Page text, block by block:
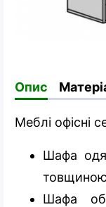
Опис
Меблі офісні
Шафа
Шафа